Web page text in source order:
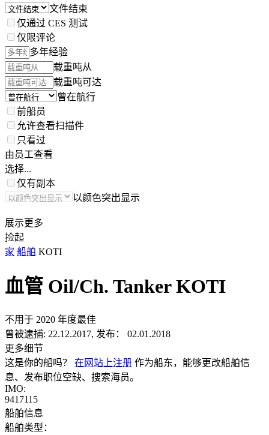
文件结束
仅通过 CES 测试
仅限评论
多年经验
载重吨从
载重吨可达
曾在航行
前船员
允许查看扫描件
只看过
由员工查看
选择...
仅有副本
以颜色突出显示
展示更多
捡起
家 船舶 KOTI
血管 Oil/Ch. TankerKOTI
不用于 2020 年度最佳
曾被逮捕: 22.12.2017, 发布： 02.01.2018
更多细节
这是你的船吗？ 在网站上注册 作为船东，能够更改船舶信
息、发布职位空缺、搜索海员。
IMO:
9417115
船舶信息
船舶类型：